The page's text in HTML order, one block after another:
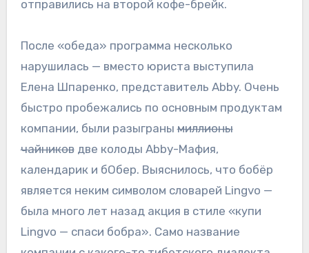
отправились на второй кофе-брейк.
После «обеда» программа несколько
нарушилась — вместо юриста выступила
Елена Шпаренко, представитель Abby. Очень
быстро пробежались по основным продуктам
компании, были разыгранымиллионы
чайниковдве колоды Abby-Мафия,
календарик и бОбер. Выяснилось, что бобёр
является неким символом словарей Lingvo —
была много лет назад акция в стиле «купи
Lingvo — спаси бобра». Само название